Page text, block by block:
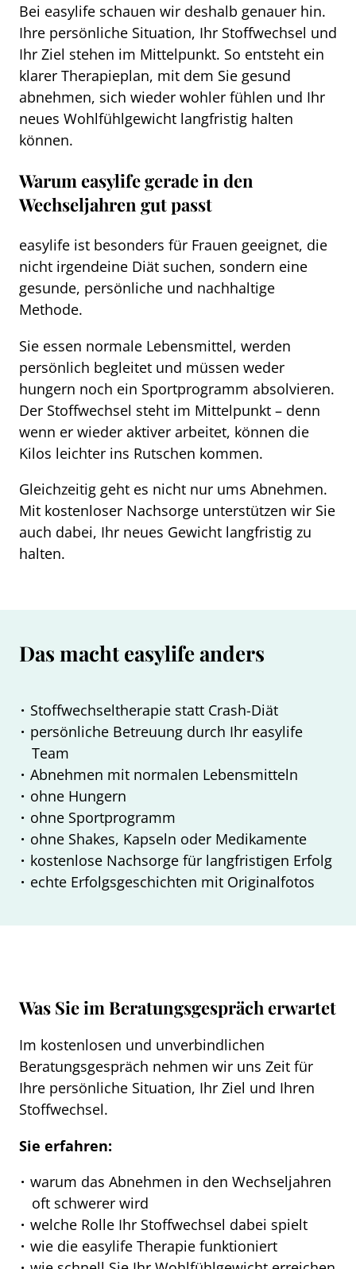
Bei easylife schauen wir deshalb genauer hin.
Ihre persönliche Situation, Ihr Stoffwechsel und
Ihr Ziel stehen im Mittelpunkt. So entsteht ein
klarer Therapieplan, mit dem Sie gesund
abnehmen, sich wieder wohler fühlen und Ihr
neues Wohlfühlgewicht langfristig halten
können.
Warum easylife gerade in den
Wechseljahren gut passt
easylife ist besonders für Frauen geeignet, die
nicht irgendeine Diät suchen, sondern eine
gesunde, persönliche und nachhaltige
Methode.
Sie essen normale Lebensmittel, werden
persönlich begleitet und müssen weder
hungern noch ein Sportprogramm absolvieren.
Der Stoffwechsel steht im Mittelpunkt – denn
wenn er wieder aktiver arbeitet, können die
Kilos leichter ins Rutschen kommen.
Gleichzeitig geht es nicht nur ums Abnehmen.
Mit kostenloser Nachsorge unterstützen wir Sie
auch dabei, Ihr neues Gewicht langfristig zu
halten.
Das macht easylife anders
Stoffwechseltherapie statt Crash-Diät
persönliche Betreuung durch Ihr easylife
Team
Abnehmen mit normalen Lebensmitteln
ohne Hungern
ohne Sportprogramm
ohne Shakes, Kapseln oder Medikamente
kostenlose Nachsorge für langfristigen Erfolg
echte Erfolgsgeschichten mit Originalfotos
Was Sie im Beratungsgespräch erwartet
Im kostenlosen und unverbindlichen
Beratungsgespräch nehmen wir uns Zeit für
Ihre persönliche Situation, Ihr Ziel und Ihren
Stoffwechsel.
Sie erfahren:
warum das Abnehmen in den Wechseljahren
oft schwerer wird
welche Rolle Ihr Stoffwechsel dabei spielt
wie die easylife Therapie funktioniert